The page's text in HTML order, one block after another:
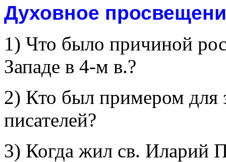
Духовное
1) Что было причиной
Западе в 4-м в.?
2) Кто был примером для
писателей?
3) Когда жил св. Иларий